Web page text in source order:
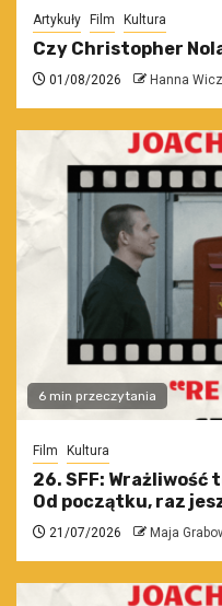
Artykuły Film Kultura
Czy Christopher
01/08/2026 Hanna
6 min przeczytania
Film Kultura
26. SFF: Wrażliwość
Od początku, raz
21/07/2026 Maja